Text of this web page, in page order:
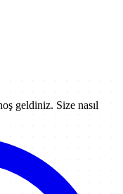
geldiniz. Size nasıl